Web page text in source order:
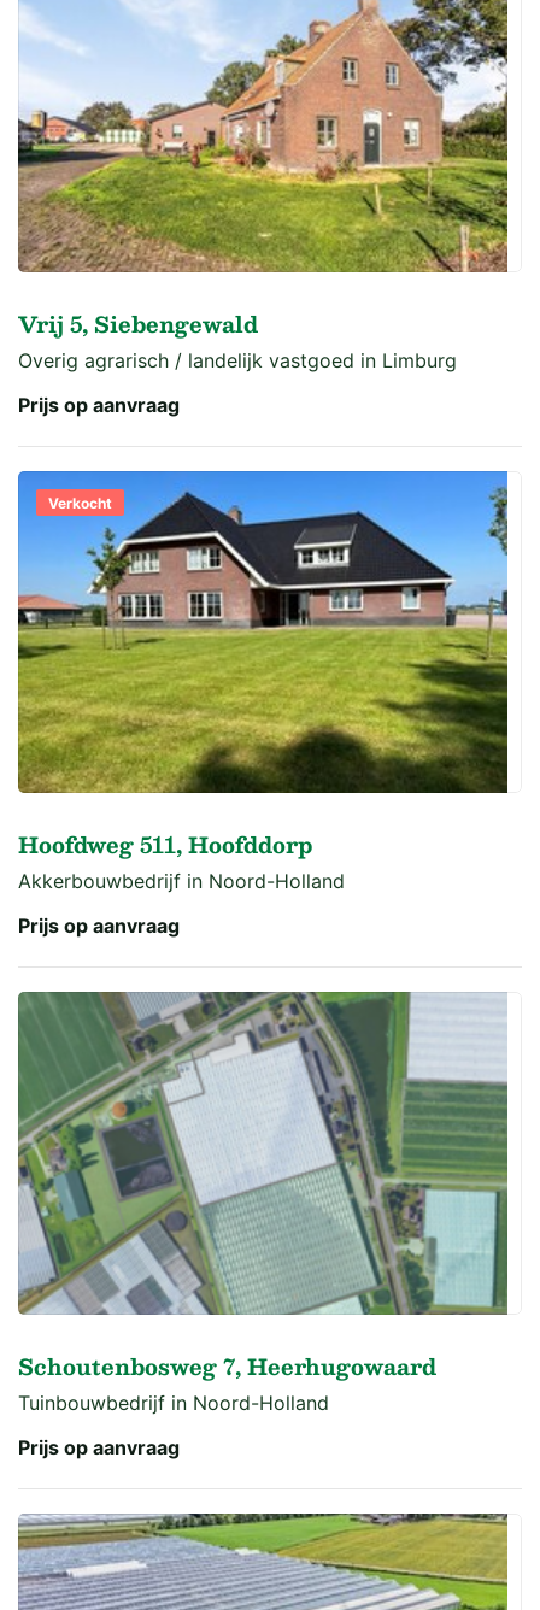
Vrij 5, Siebengewald
Overig agrarisch / landelijk vastgoed in Limburg
Prijs op aanvraag
Verkocht
Hoofdweg 511, Hoofddorp
Akkerbouwbedrijf in Noord-Holland
Prijs op aanvraag
Schoutenbosweg 7, Heerhugowaard
Tuinbouwbedrijf in Noord-Holland
Prijs op aanvraag